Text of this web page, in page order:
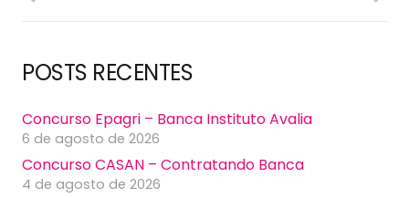
POSTS RECENTES
Concurso Epagri – Banca Instituto Avalia
6 de agosto de 2026
Concurso CASAN – Contratando Banca
4 de agosto de 2026